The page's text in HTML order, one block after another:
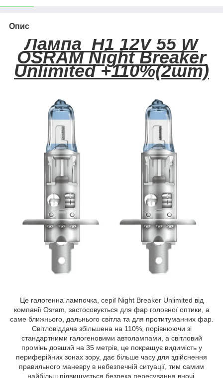
Опис
Лампа Н1 12V 55 W
OSRAM Night Breaker
Unlimited +110%(2шт)
Це галогенна лампочка, серії Night Breaker Unlimited від
компанії Osram, застосовується для фар головної оптики, а
саме ближнього, дальнього світла та для протитуманних фар.
Світловіддача збільшена на 110%, порівнюючи зі
стандартними галогеновими автолампами, а світловий
промінь довший на 35 метрів, це покращує видимість у
периферійних зонах зору, дає більше часу для здійснення
правильного маневру в небезпечній ситуації, тим самим
найбільш підвищується безпека пересування вночі.